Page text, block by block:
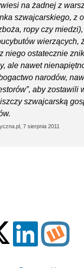
na żadnej z
szwajcarskiego, z
ropy czy
niego ostatecznie
ale nawet
narodów,
aby
szwajcarską
7 sierpnia 2011